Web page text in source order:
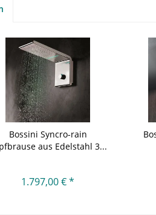
Bossini Syncro-rain
aus Edelstahl 3...
1.797,00 € *